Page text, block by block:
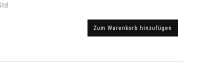
Zum Warenkorb hinzufügen